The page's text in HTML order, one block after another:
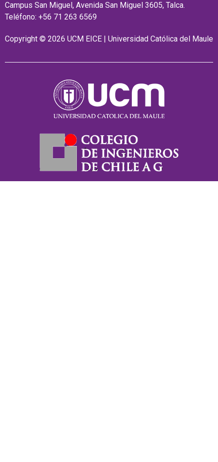
Campus San Miguel, Avenida San Miguel 3605, Talca.
Teléfono: +56 71 263 6569
Copyright © 2026 UCM EICE | Universidad Católica del Maule